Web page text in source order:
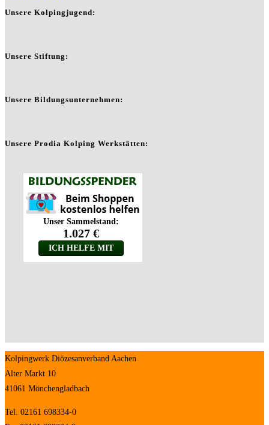
Unsere Kolpingjugend:
Unsere Stiftung:
Unsere Bildungsunternehmen:
Unsere Prodia Kolping Werkstätten:
Kolpingwerk Diözesanverband Aachen
Alter Markt 10
41061 Mönchengladbach
Tel. 02161 698334-0